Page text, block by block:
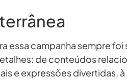
essa campanha sempre foi
de conteúdos
e expressões divertidas,